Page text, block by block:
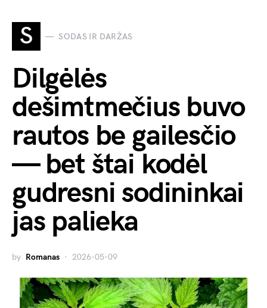
S SODAS IR DARŽAS
Dilgėlės
dešimtmečius buvo
rautos be gailesčio
— bet štai kodėl
gudresni sodininkai
jas palieka
by Romanas 2026-05-09